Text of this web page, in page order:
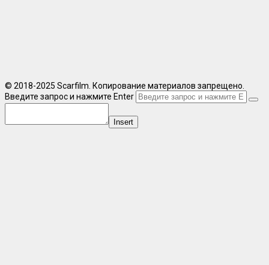
© 2018-2025 Scarfilm. Копирование материалов запрещено.
Введите запрос и нажмите Enter
Insert